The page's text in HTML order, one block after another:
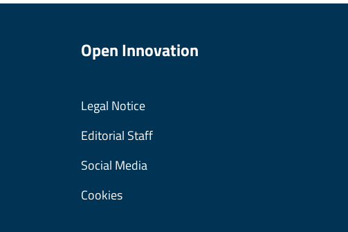
Open Innovation
Legal Notice
Editorial Staff
Social Media
Cookies